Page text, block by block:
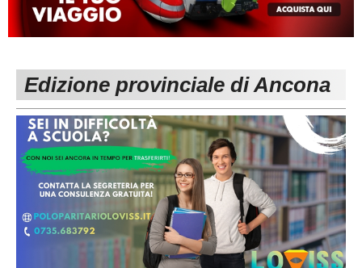
MACERATA
Carica la tua Rosa
ECCELLENZA
1^ CATEGORIA
2^ CATEGORIA
3^ CATEGORIA
GIOVANILI
REGIONALI
Edizione provinciale di Ancona